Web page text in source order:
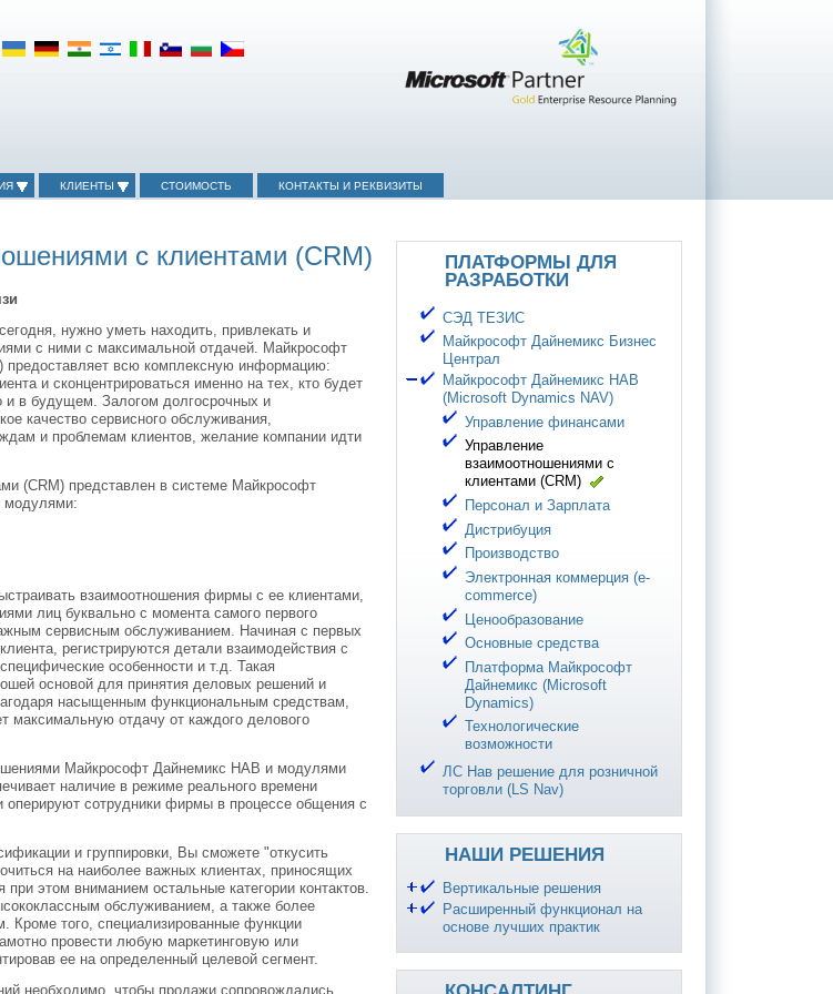
КЛИЕНТЫ СТОИМОСТЬ КОНТАКТЫ И РЕКВИЗИТЫ
с клиентами (CRM)
нужно уметь находить, привлекать и
с ними с максимальной отдачей. Майкрософт
всю комплексную информацию:
и сконцентрироваться именно на тех, кто будет
и в будущем. Залогом долгосрочных и
качество сервисного обслуживания,
и проблемам клиентов, желание компании идти
(CRM) представлен в системе Майкрософт
модулями:
взаимоотношения фирмы с ее клиентами,
лиц буквально с момента самого первого
сервисным обслуживанием. Начиная с первых
регистрируются детали взаимодействия с
особенности и т.д. Такая
основой для принятия деловых решений и
насыщенным функциональным средствам,
максимальную отдачу от каждого делового
Майкрософт Дайнемикс НАВ и модулями
наличие в режиме реального времени
оперируют сотрудники фирмы в процессе общения с
и группировки, Вы сможете "откусить
на наиболее важных клиентах, приносящих
этом вниманием остальные категории контактов.
обслуживанием, а также более
того, специализированные функции
провести любую маркетинговую или
ее на определенный целевой сегмент.
необходимо, чтобы продажи сопровождались
ПЛАТФОРМЫ ДЛЯ
РАЗРАБОТКИ
СЭД ТЕЗИС
Майкрософт Дайнемикс Бизнес
Централ
Майкрософт Дайнемикс НАВ
(Microsoft Dynamics NAV)
Управление финансами
Управление
взаимоотношениями с
клиентами (CRM)
Персонал и Зарплата
Дистрибуция
Производство
Электронная коммерция (e-
commerce)
Ценообразование
Основные средства
Платформа Майкрософт
Дайнемикс (Microsoft
Dynamics)
Технологические
возможности
ЛС Нав решение для розничной
торговли (LS Nav)
НАШИ РЕШЕНИЯ
Вертикальные решения
Расширенный функционал на
основе лучших практик